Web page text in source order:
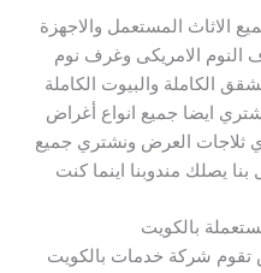
الاثاث المستعمل والاجهزة
النوم الامريكى وغرف نوم
الكاملة والبيوت الكاملة
ايضا جميع انواع أغراض
ثلاجات العرض ونشتري جميع
بالكويت
تقوم شركة خدمات بالكويت